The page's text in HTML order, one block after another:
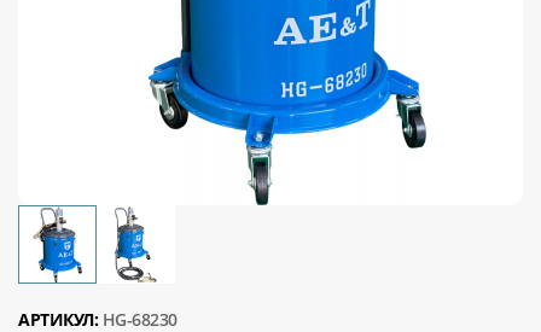
АРТИКУЛ: HG-68230